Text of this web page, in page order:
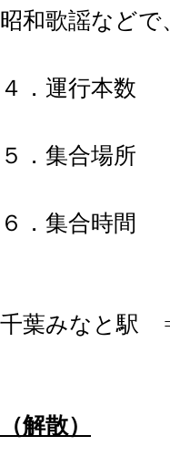
昭和歌謡など
４．運行
５．集合場
６．集合
千葉み
千葉みなと
（解散）